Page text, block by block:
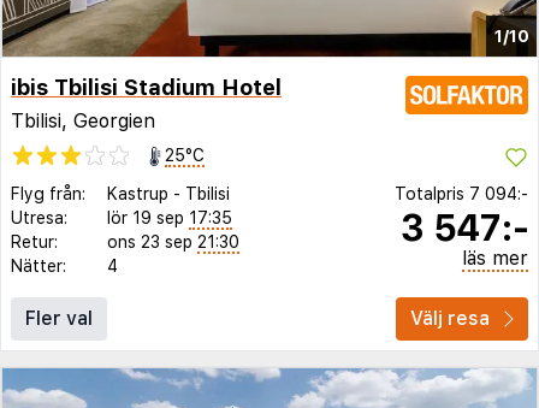
1/10
ibis Tbilisi Stadium Hotel
Tbilisi, Georgien
25°C
Flyg från:
Kastrup - Tbilisi
Utresa:
lör 19 sep 17:35
Retur:
ons 23 sep 21:30
Nätter:
4
Totalpris 7 094:-
3 547:-
läs mer
Fler val Välj resa